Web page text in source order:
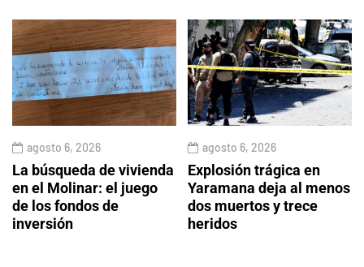
agosto 6, 2026
La búsqueda de vivienda
en el Molinar: el juego
de los fondos de
inversión
agosto 6, 2026
Explosión trágica en
Yaramana deja al menos
dos muertos y trece
heridos